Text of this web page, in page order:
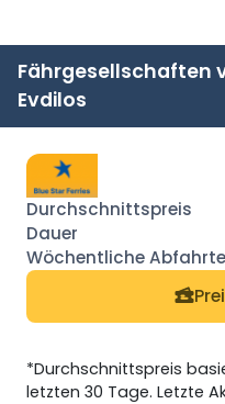
Fährgesellschaften
Evdilos
*Durchschnittspreis
letzten 30 Tage. Letzte